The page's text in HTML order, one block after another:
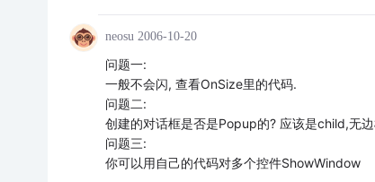
neosu 2006-10-20
问题一:
一般不会闪, 查看OnSize里的代码.
问题二:
创建的对话框是否是Popup的? 应该是child,无
问题三:
你可以用自己的代码对多个控件ShowWindow